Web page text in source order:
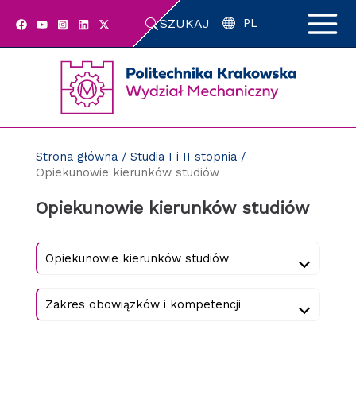
SZUKAJ PL
Strona główna/ Studia I i II stopnia/
Opiekunowie kierunków studiów
Opiekunowie kierunków studiów
Opiekunowie kierunków studiów
Zakres obowiązków i kompetencji